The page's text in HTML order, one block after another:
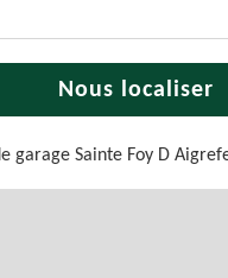
Nous localiser
garage Sainte Foy D